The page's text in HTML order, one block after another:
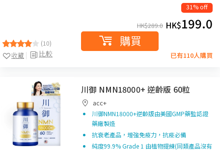
(10)
比較
收藏
31% off
HK$289.0 HK$199.0
購買
已有110人購買
川御 NMN18000+ 逆齡版 60粒
acc+
川御NMN18000+逆齡版由美國GMP藥監認證
藥廠製造
抗衰老產品，增強免疫力，抗疫必備
純度99.9% Grade 1 由植物提練(同類產品沒有